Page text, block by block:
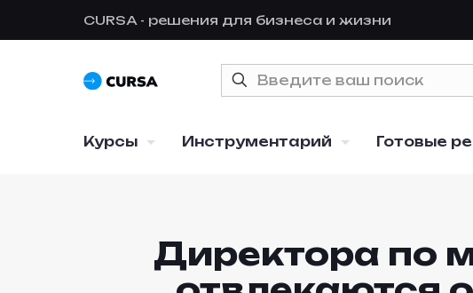
CURSA - решения для бизнеса и жизни
Курсы Инструментарий Готовые
Директора по